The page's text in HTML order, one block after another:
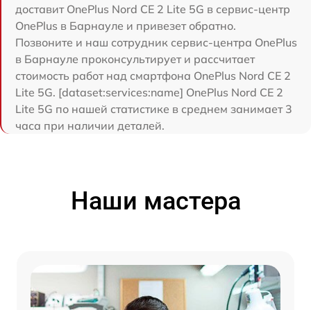
доставит OnePlus Nord CE 2 Lite 5G в сервис-центр
OnePlus в Барнауле и привезет обратно.
Позвоните и наш сотрудник сервис-центра OnePlus
в Барнауле проконсультирует и рассчитает
стоимость работ над смартфона OnePlus Nord CE 2
Lite 5G. [dataset:services:name] OnePlus Nord CE 2
Lite 5G по нашей статистике в среднем занимает 3
часа при наличии деталей.
Наши мастера